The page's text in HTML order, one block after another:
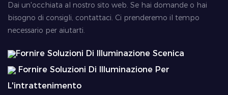
Dai un'occhiata al nostro sito web. Se hai domande o hai
bisogno di consigli, contattaci. Ci prenderemo il tempo
necessario per aiutarti.
Fornire Soluzioni Di Illuminazione Scenica
Fornire Soluzioni Di Illuminazione Per
L'intrattenimento